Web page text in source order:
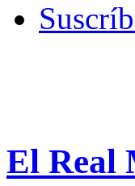
El Real